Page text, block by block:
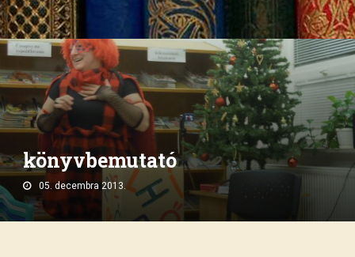
könyvbemutató
05. decembra 2013.